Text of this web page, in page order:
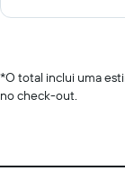
*O total inclui uma
no check-out.